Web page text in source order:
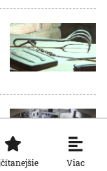
Viac